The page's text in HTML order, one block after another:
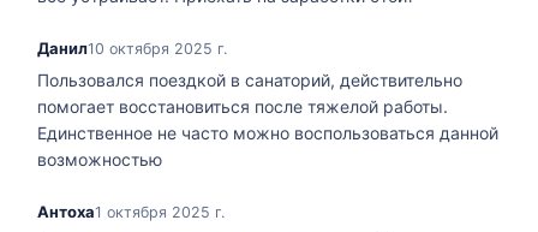
Данил10 октября 2025 г.
Пользовался поездкой в санаторий, действительно
помогает восстановиться после тяжелой работы.
Единственное не часто можно воспользоваться данной
возможностью
Антоха1 октября 2025 г.